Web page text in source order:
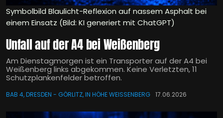
Symbolbild Blaulicht-Reflexion auf nassem Asphalt bei
einem Einsatz (Bild: KI generiert mit ChatGPT)
Unfall auf der A4 bei Weißenberg
Am Dienstagmorgen ist ein Transporter auf der A4 bei
Weißenberg links abgekommen. Keine Verletzten, 11
Schutzplankenfelder betroffen.
BAB 4, DRESDEN - GÖRLITZ, IN HÖHE WEISSENBERG 17.06.2026